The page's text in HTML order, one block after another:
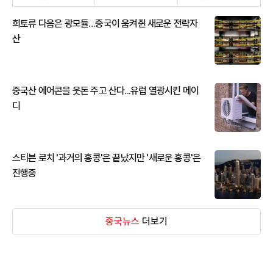
희토류 다음은 광모듈…중국이 움켜쥔 새로운 전략자
산
중국산 에어콘을 웃돈 주고 산다...유럽 열광시킨 메이
디
스티븐 로치 '과거의 홍콩'은 끝났지만 '새로운 홍콩'은
진행중
중국뉴스 더보기